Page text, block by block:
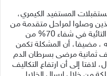
المستفيد الكيمري،
الذين وصلوا لمراحل متقدمة من
المرض، حيث ساهم استخدام الخلايا التائية في شفاء 70% من
، مضيفا، أن المشكلة تكمن
ثمانية مرضى بسرطان الدم
نحو ٨٠ مليون ريال، لافتا إلى أن ارتفاع التكاليف